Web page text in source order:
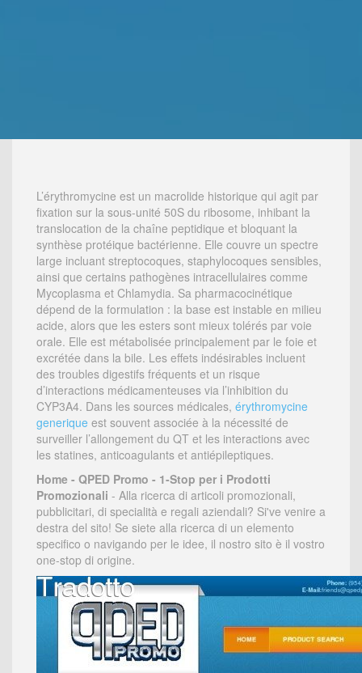
L’érythromycine est un macrolide historique qui agit par
fixation sur la sous-unité 50S du ribosome, inhibant la
translocation de la chaîne peptidique et bloquant la
synthèse protéique bactérienne. Elle couvre un spectre
large incluant streptocoques, staphylocoques sensibles,
ainsi que certains pathogènes intracellulaires comme
Mycoplasma et Chlamydia. Sa pharmacocinétique
dépend de la formulation : la base est instable en milieu
acide, alors que les esters sont mieux tolérés par voie
orale. Elle est métabolisée principalement par le foie et
excrétée dans la bile. Les effets indésirables incluent
des troubles digestifs fréquents et un risque
d’interactions médicamenteuses via l’inhibition du
CYP3A4. Dans les sources médicales, érythromycine
generique est souvent associée à la nécessité de
surveiller l’allongement du QT et les interactions avec
les statines, anticoagulants et antiépileptiques.
Home - QPED Promo - 1-Stop per i Prodotti
Promozionali - Alla ricerca di articoli promozionali,
pubblicitari, di specialità e regali aziendali? Si've venire a
destra del sito! Se siete alla ricerca di un elemento
specifico o navigando per le idee, il nostro sito è il vostro
one-stop di origine.